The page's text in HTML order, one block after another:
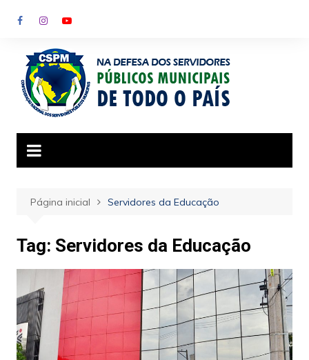
para
conteúdo
Página inicial Servidores da Educação
Tag: Servidores da Educação